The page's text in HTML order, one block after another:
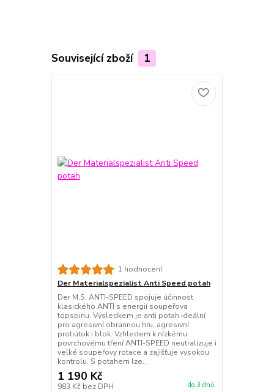
Související zboží 1
1 hodnocení
Der Materialspezialist Anti Speed potah
Der M.S. ANTI-SPEED spojuje účinnost
klasického ANTI s energií soupeřova
topspinu. Výsledkem je anti potah ideální
pro agresivní obrannou hru, agresivní
protiútok i blok. Vzhledem k nízkému
povrchovému tření ANTI-SPEED neutralizuje i
velké soupeřovy rotace a zajišťuje vysokou
kontrolu. S potahem lze...
1 190 Kč
983 Kč bez DPH do 3 dnů